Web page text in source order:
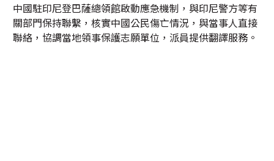
中國駐印尼登巴薩總領館啟動應急機制，與印尼警方等有
關部門保持聯繫，核實中國公民傷亡情況，與當事人直接
聯絡，協調當地領事保護志願單位，派員提供翻譯服務。